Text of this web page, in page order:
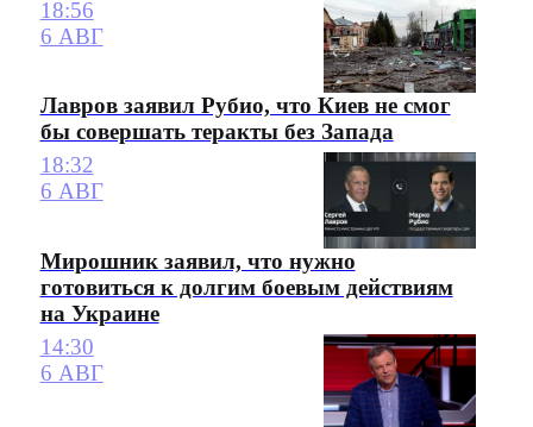
18:56
6 АВГ
Лавров заявил Рубио, что Киев не смог
бы совершать теракты без Запада
18:32
6 АВГ
Мирошник заявил, что нужно
готовиться к долгим боевым действиям
на Украине
14:30
6 АВГ